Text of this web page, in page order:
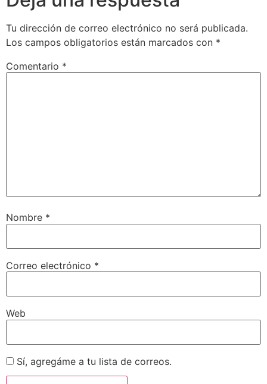
Tu dirección de correo electrónico no será publicada.
Los campos obligatorios están marcados con *
Comentario *
Nombre *
Correo electrónico *
Web
Sí, agregáme a tu lista de correos.